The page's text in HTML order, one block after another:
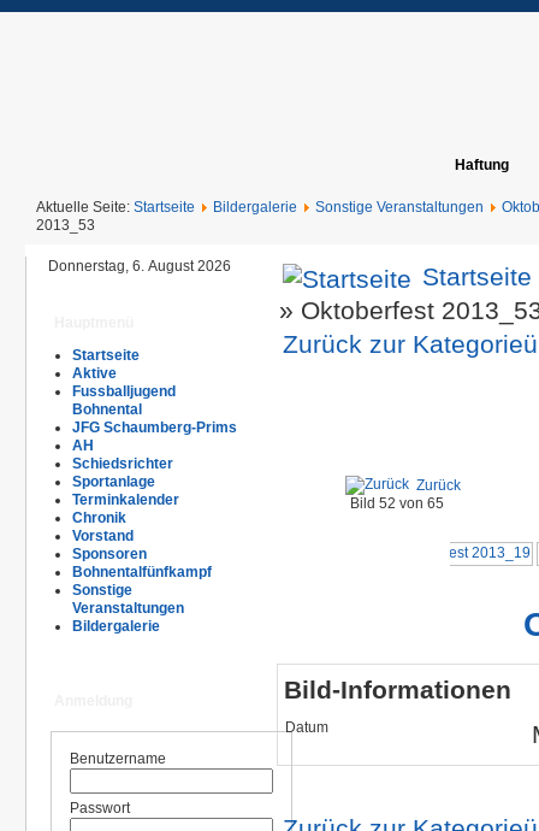
Haftung
Aktuelle Seite: Startseite Bildergalerie Sonstige Veranstaltungen
2013_53
Donnerstag, 6. August 2026
Startseite
Aktive
Fussballjugend
Bohnental
JFG Schaumberg-Prims
AH
Schiedsrichter
Sportanlage
Terminkalender
Chronik
Vorstand
Sponsoren
Bohnentalfünfkampf
Sonstige
Veranstaltungen
Bildergalerie
Benutzername
Passwort
Startseite
» Oktoberfest
Zurück zur
Zurück
Bild 52 von 65
Bild-Informationen
Datum